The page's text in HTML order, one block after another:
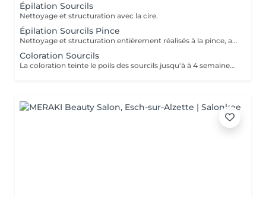
Épilation Sourcils
Nettoyage et structuration avec la cire.
Épilation Sourcils Pince
Nettoyage et structuration entièrement réalisés à la pince, adapté pour les peaux très réactives à tendance irritables.
Coloration Sourcils
La coloration teinte le poils des sourcils jusqu'à à 4 semaines. Le teintes peuvent varier en intensité selon vos préférences